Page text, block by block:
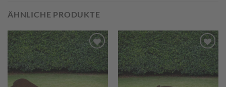
ÄHNLICHE PRODUKTE
Zum
Merkzettel
hinzufügen
Zum
Merkzettel
hinzufügen